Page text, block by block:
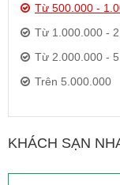
KHÁCH SẠN
Từ 500.000 -
Từ 1.000.000 -
Từ 2.000.000 -
Trên 5.000.000